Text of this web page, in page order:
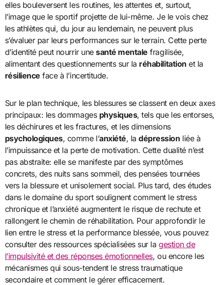
elles bouleversent les routines, les attentes et, surtout,
l’image que le sportif projette de lui-même. Je le vois chez
les athlètes qui, du jour au lendemain, ne peuvent plus
s’évaluer par leurs performances sur le terrain. Cette perte
d’identité peut nourrir unesanté mentale fragilisée,
alimentant des questionnements sur la réhabilitation et la
résilience face à l’incertitude.
Sur le plan technique, les blessures se classent en deux axes
principaux: les dommages physiques, tels que les entorses,
les déchirures et les fractures, et les dimensions
psychologiques, comme l’anxiété, ladépression liée à
l’impuissance et la perte de motivation. Cette dualité n’est
pas abstraite: elle se manifeste par des symptômes
concrets, des nuits sans sommeil, des pensées tournées
vers la blessure et unisolement social. Plus tard, des études
dans le domaine du sport soulignent comment le stress
chronique et l’anxiété augmentent le risque de rechute et
rallongent le chemin de réhabilitation. Pour approfondir le
lien entre le stress et la performance blessée, vous pouvez
consulter des ressources spécialisées sur la gestion de
l’impulsivité et des réponses émotionnelles, ou encore les
mécanismes qui sous-tendent le stress traumatique
secondaire et comment le gérer efficacement.